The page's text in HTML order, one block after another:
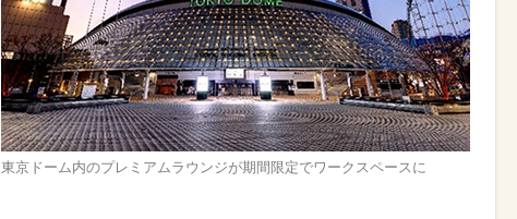
東京ドーム内のプレミアムラウンジが期間限定でワークスペースに